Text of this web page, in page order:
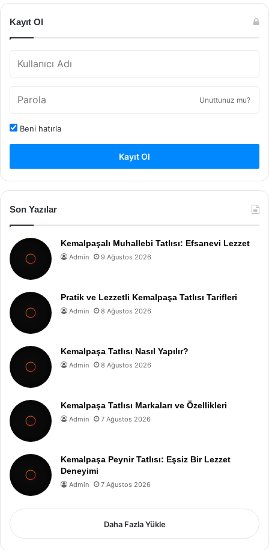
Kayıt Ol
Unuttunuz mu?
Beni hatırla
Kayıt Ol
Son Yazılar
Kemalpaşalı Muhallebi Tatlısı: Efsanevi Lezzet
Admin 9 Ağustos 2026
Pratik ve Lezzetli Kemalpaşa Tatlısı Tarifleri
Admin 8 Ağustos 2026
Kemalpaşa Tatlısı Nasıl Yapılır?
Admin 8 Ağustos 2026
Kemalpaşa Tatlısı Markaları ve Özellikleri
Admin 7 Ağustos 2026
Kemalpaşa Peynir Tatlısı: Eşsiz Bir Lezzet
Deneyimi
Admin 7 Ağustos 2026
Daha Fazla Yükle